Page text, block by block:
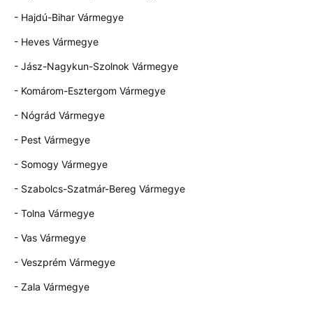
- Hajdú-Bihar Vármegye
- Heves Vármegye
- Jász-Nagykun-Szolnok Vármegye
- Komárom-Esztergom Vármegye
- Nógrád Vármegye
- Pest Vármegye
- Somogy Vármegye
- Szabolcs-Szatmár-Bereg Vármegye
- Tolna Vármegye
- Vas Vármegye
- Veszprém Vármegye
- Zala Vármegye